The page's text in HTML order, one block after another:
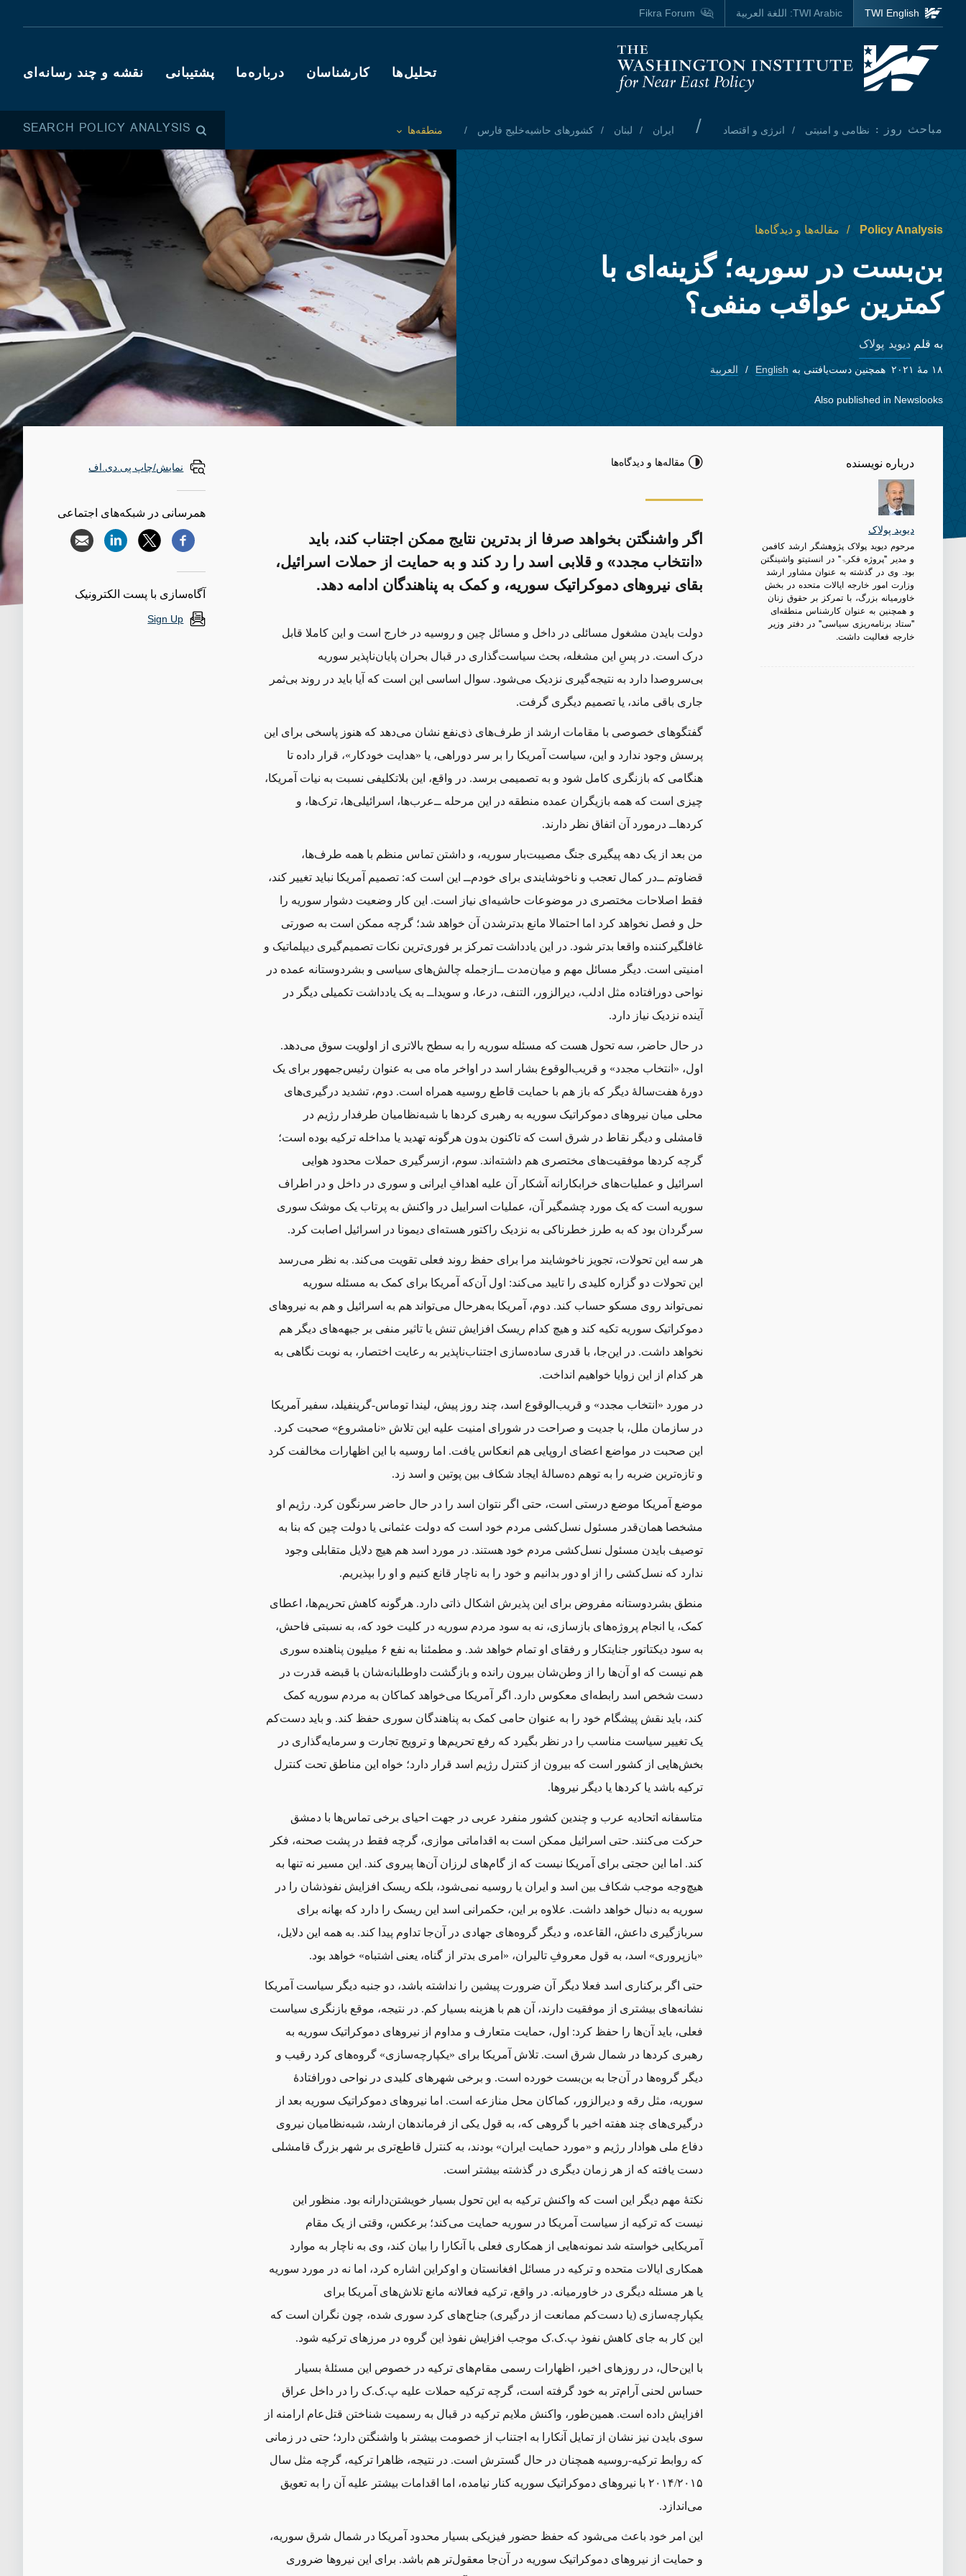
Skip to main content
Homepage
Main navigation
تحلیل‌ها کارشناسان درباره‌ما پشتیبانی نقشه و چند رسانه‌ای
مباحث روز : نظامی و امنیتی انرژی و اقتصاد / ایران لبنان کشورهای حاشیه‌خلیج فارس
Toggle List of
منطقه‌ها SEARCH POLICY ANALYSIS
TWI English
TWI Arabic: اللغة العربية Fikra Forum
Policy Analysis مقاله‌ها و دیدگاه‌ها
بن‌بست در سوریه؛ گزینه‌ای با
کمترین عواقب منفی؟
به قلم دیوید پولاک
۱۸ مهٔ ۲۰۲۱ همچنین دست‌یافتنی به English العربية
Also published in Newslooks
درباره نویسنده
دیوید پولاک
مرحوم دیوید پولاک پژوهشگر ارشد کافمن
و مدیر "پروژه فکرۃ" در انستیتو واشینگتن
بود. وی در گذشته به عنوان مشاور ارشد
وزارت امور خارجه ایالات متحده در بخش
خاورمیانه بزرگ، با تمرکز بر حقوق زنان
و همچنین به عنوان کارشناس منطقه‌ای
"ستاد برنامه‌ریزی سیاسی" در دفتر وزیر
خارجه فعالیت داشت.
مقاله‌ها و دیدگاه‌ها
اگر واشنگتن بخواهد صرفا از بدترین نتایج ممکن اجتناب کند، باید
«انتخاب مجدد» و قلابی اسد را رد کند و به حمایت از حملات اسرائیل،
بقای نیروهای دموکراتیک سوریه، و کمک به پناهندگان ادامه دهد.
دولت بایدن مشغول مسائلی در داخل و مسائل چین و روسیه در خارج است و این کاملا قابل
درک است. در پسِ این مشغله، بحث سیاست‌گذاری در قبال بحران پایان‌ناپذیر سوریه
بی‌سروصدا دارد به نتیجه‌گیری نزدیک می‌شود. سوال اساسی این است که آیا باید در روند بی‌ثمر
جاری باقی ماند، یا تصمیم دیگری گرفت.
گفتگوهای خصوصی با مقامات ارشد از طرف‌های ذی‌نفع نشان می‌دهد که هنوز پاسخی برای این
پرسش وجود ندارد و این، سیاست آمریکا را بر سر دوراهی، یا «هدایت خودکار»، قرار داده تا
هنگامی که بازنگری کامل شود و به تصمیمی برسد. در واقع، این بلاتکلیفی نسبت به نیات آمریکا،
چیزی ا‌ست که همه بازیگران عمده منطقه‌ در این مرحله ‌ــ‌عرب‌ها، اسرائیلی‌ها، ترک‌ها، و
کردها‌ــ‌ درمورد آن اتفاق نظر دارند.
من بعد از یک دهه پیگیری جنگ مصیبت‌بار سوریه، و داشتن تماس منظم با همه طرف‌ها،
قضاوتم ‌ــ‌‌در کمال تعجب و ناخوشایندی برای خودم‌‌ــ‌ این است که: تصمیم آمریکا نباید تغییر کند،
فقط اصلاحات مختصری در موضوعات حاشیه‌ای نیاز است. این کار وضعیت دشوار سوریه را
حل و فصل نخواهد کرد اما احتمالا مانع بدترشدن آن خواهد شد؛ گرچه ممکن است به صورتی
غافلگیرکننده واقعا بدتر شود. در این یادداشت تمرکز بر فوری‌ترین نکات تصمیم‌گیری دیپلماتیک و
امنیتی است. دیگر مسائل مهم و میان‌مدت ‌ــ‌‌ازجمله چالش‌های سیاسی و بشردوستانه عمده در
نواحی دورافتاده مثل ادلب، دیرالزور، التنف، درعا، و سویدا‌ــ‌ به یک یادداشت تکمیلی دیگر در
آینده نزدیک نیاز دارد.
در حال حاضر، سه تحول هست که مسئله سوریه را به سطح بالاتری از اولویت سوق می‌دهد.
اول، «انتخاب مجدد» و قریب‌الوقوع بشار اسد در اواخر ماه می به ‌عنوان رئیس‌جمهور برای یک
دورهٔ هفت‌سالهٔ دیگر ‌که باز هم با حمایت قاطع روسیه همراه است. دوم، تشدید درگیری‌های
محلی میان نیروهای دموکراتیک سوریه به رهبری کردها با شبه‌نظامیان طرفدار رژیم در
قامشلی و دیگر نقاط در شرق است که تاکنون بدون هرگونه تهدید یا مداخله ترکیه بوده است؛
گرچه کردها موفقیت‌های مختصری هم داشته‌اند. سوم، ازسرگیری حملات محدود هوایی
اسرائیل و عملیات‌های خرابکارانه آشکار آن علیه اهدافِ ایرانی و سوری در داخل و در اطراف
سوریه است که ‌یک مورد چشمگیر آن، عملیات اسراییل در واکنش به پرتاب یک موشک سوری
سرگردان بود که به‌ طرز خطرناکی به نزدیک راکتور هسته‌ای دیمونا در اسرائیل اصابت کرد.
هر سه این تحولات، تجویز ناخوشایند مرا برای حفظ روند فعلی تقویت می‌کند. به نظر می‌رسد
این تحولات دو گزاره کلیدی را تایید می‌کند: اول آن‌که آمریکا برای کمک به مسئله سوریه
نمی‌تواند روی مسکو حساب کند. دوم، آمریکا به‌هرحال می‌تواند هم به اسرائیل و هم به نیروهای
دموکراتیک سوریه تکیه کند و هیچ کدام ریسک افزایش تنش یا تاثیر منفی بر جبهه‌های دیگر هم
نخواهد داشت. در این‌جا، با قدری ساده‌سازی اجتناب‌ناپذیر به رعایت اختصار، به نوبت نگاهی به
هر کدام از این زوایا خواهیم انداخت.
در مورد «انتخاب مجدد» و قریب‌الوقوع اسد، چند روز پیش، لیندا توماس-گرینفیلد، سفیر آمریکا
در سازمان ملل، با جدیت و صراحت در شورای امنیت علیه این تلاش «نامشروع» صحبت کرد.
این صحبت در مواضع اعضای اروپایی هم انعکاس یافت. اما روسیه با این اظهارات مخالفت کرد
و تازه‌ترین ضربه را به توهم ده‌سالهٔ ایجاد شکاف بین پوتین و اسد زد.
موضع آمریکا موضع درستی است، حتی اگر نتوان اسد را در حال حاضر سرنگون کرد. رژیم او
مشخصا همان‌قدر مسئول نسل‌کشی مردم خود است که دولت عثمانی یا دولت چین که بنا به
توصیف بایدن مسئول نسل‌کشی مردم خود هستند. در مورد اسد هم هیچ دلایل متقابلی وجود
ندارد که نسل‌کشی را از او دور بدانیم و خود را به ناچار قانع کنیم و او را بپذیریم.
منطق بشردوستانه مفروض برای این پذیرش اشکال ذاتی دارد. هرگونه کاهش تحریم‌ها، اعطای
کمک، یا انجام پروژه‌های بازسازی، نه به سود مردم سوریه در کلیت خود که، به نسبتی فاحش،
به سود دیکتاتور جنایتکار و رفقای او تمام خواهد شد. و مطمئنا به نفع ۶ میلیون پناهنده سوری
هم نیست که او آن‌ها را از وطن‌شان بیرون رانده و بازگشت داوطلبانه‌شان با قبضه‌ قدرت در
دست شخص اسد رابطه‌ای معکوس دارد. اگر آمریکا می‌خواهد کماکان به مردم سوریه کمک
کند، باید نقش پیشگام خود را به‌ عنوان حامی کمک به پناهندگان سوری حفظ کند. و باید دست‌کم
یک تغییر سیاست مناسب را در نظر بگیرد که رفع تحریم‌ها و ترویج تجارت و سرمایه‌گذاری در
بخش‌هایی از کشور است که بیرون از کنترل رژیم اسد قرار دارد؛‌ خواه این مناطق تحت کنترل
ترکیه باشد یا کردها یا دیگر نیروها.
متاسفانه اتحادیه عرب و چندین کشور منفرد عربی در جهت احیای برخی تماس‌ها با دمشق
حرکت می‌کنند. حتی اسرائیل ممکن است به اقداماتی موازی، گرچه فقط در پشت صحنه، فکر
کند. اما این حجتی برای آمریکا نیست که از گام‌های لرزان آن‌ها پیروی کند. این مسیر نه تنها به
هیچ‌وجه موجب شکاف بین اسد و ایران یا روسیه نمی‌شود، بلکه ریسک افزایش نفوذشان را در
سوریه به دنبال خواهد داشت. علاوه ‌بر این، حکمرانی اسد این ریسک را دارد که بهانه برای
سربازگیری داعش، القاعده، و دیگر گروه‌های جهادی در آن‌جا تداوم پیدا کند. به همه این دلایل،
«بازپروری» اسد، به ‌قول معروفِ تالیران، «امری بدتر از گناه، یعنی اشتباه» خواهد بود.
حتی اگر برکناری اسد فعلا دیگر آن ضرورت پیشین را نداشته باشد، دو جنبه دیگر سیاست آمریکا
نشانه‌های بیشتری از موفقیت دارند، آن هم با هزینه بسیار کم. در نتیجه، موقع بازنگری سیاست
فعلی، باید آن‌ها را حفظ کرد: اول، حمایت متعارف و مداوم از نیروهای دموکراتیک سوریه به
رهبری کردها در شمال شرق است. تلاش آمریکا برای «یکپارچه‌سازی» گروه‌های کرد رقیب و
دیگر گروه‌ها در آن‌جا به بن‌بست خورده است. و برخی شهرهای کلیدی در نواحی دورافتادهٔ
سوریه، مثل رقه و دیرالزور، کماکان محل منازعه است. اما نیروهای دموکراتیک سوریه ‌بعد از
درگیری‌های چند هفته اخیر با گروهی که، به قول یکی از فرماندهان ارشد، شبه‌نظامیان نیروی
دفاع ملی هوادار رژیم و «مورد حمایت ایران» بودند، به کنترل قاطع‌تری بر شهر بزرگ قامشلی
دست یافته که از هر زمان دیگری در گذشته بیشتر است.
نکتهٔ مهم دیگر این است که واکنش ترکیه به این تحول بسیار خویشتن‌دارانه بود. منظور این
نیست که ترکیه از سیاست آمریکا در سوریه حمایت می‌کند؛ برعکس، وقتی از یک مقام
آمریکایی خواسته شد نمونه‌هایی از همکاری فعلی با آنکارا را بیان کند، وی به ناچار به موارد
همکاری ایالات متحده و ترکیه در مسائل افغانستان و اوکراین اشاره کرد، اما نه در مورد سوریه
یا هر مسئله دیگری در خاورمیانه. در واقع، ترکیه فعالانه مانع تلاش‌های آمریکا برای
یکپارچه‌سازی (یا دست‌کم ممانعت از درگیری) جناح‌های کرد سوری شده، چون نگران است که
این کار به جای کاهش نفوذ پ.ک.ک موجب افزایش نفوذ این گروه در مرزهای ترکیه شود.
با این‌حال، در روزهای اخیر، اظهارات رسمی مقام‌های ترکیه در خصوص این مسئلهٔ بسیار
حساس لحنی آرام‌تر به خود گرفته ‌است، گرچه ترکیه حملات علیه پ.ک.ک را در داخل عراق
افزایش داده است. همین‌طور، واکنش ملایم ترکیه در قبال به ‌رسمیت‌ شناختن قتل‌عام ارامنه از
سوی بایدن نیز نشان از تمایل آنکارا به اجتناب از خصومت بیشتر با واشنگتن دارد؛ حتی در زمانی
که روابط ترکیه-روسیه همچنان در حال گسترش است. در نتیجه، ظاهرا ترکیه، گرچه مثل سال
۲۰۱۴/۲۰۱۵ با نیروهای دموکراتیک سوریه کنار نیامده، اما اقدامات بیشتر علیه آن را به تعویق
می‌اندازد.
این امر خود باعث می‌شود که حفظ حضور فیزیکی بسیار محدود آمریکا در شمال شرق سوریه،
و حمایت از نیروهای دموکراتیک سوریه در آن‌جا معقول‌تر هم باشد. برای این نیروها ضروری
نمایش/چاپ پی.دی.اف
همرسانی در شبکه‌های اجتماعی
آگاه‌سازی با پست الکترونیک
Sign Up